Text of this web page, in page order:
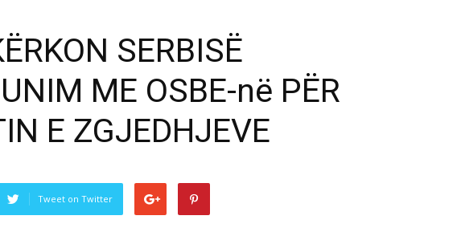
SERBISË
ME OSBE-në PËR
E ZGJEDHJEVE
Tweet on Twitter